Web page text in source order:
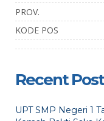
PROV.
KODE POS
Recent
UPT SMP Negeri 1